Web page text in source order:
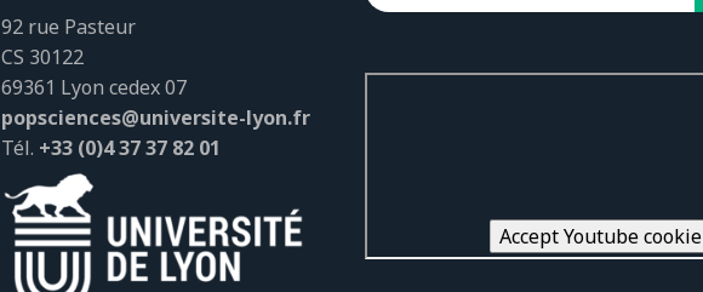
92 rue Pasteur
CS 30122
69361 Lyon cedex 07
popsciences@universite-lyon.fr
Tél. +33 (0)4 37 37 82 01
Accept Youtube cookie